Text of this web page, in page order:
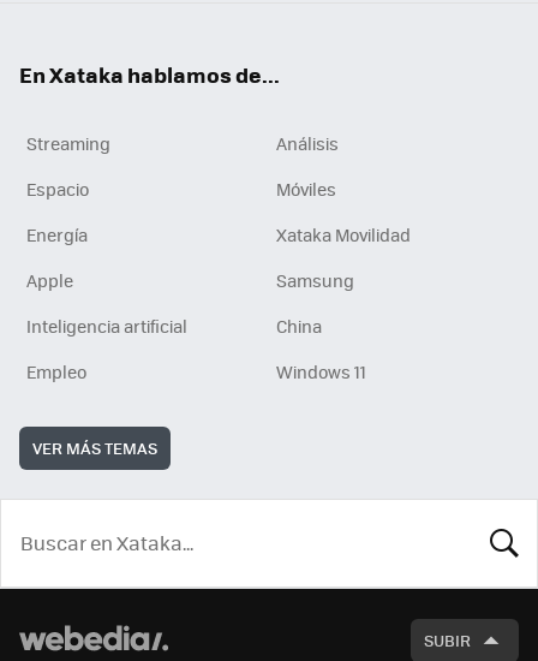
En Xataka hablamos de...
Streaming
Análisis
Espacio
Móviles
Energía
Xataka Movilidad
Apple
Samsung
Inteligencia artificial
China
Empleo
Windows 11
VER MÁS TEMAS
SUBIR